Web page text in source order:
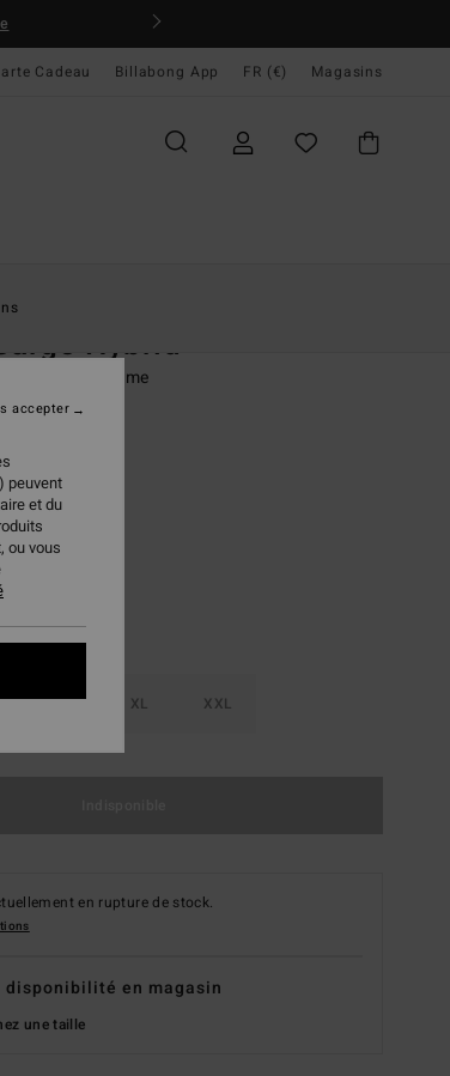
Cadeau Billabong App FR (€) Magasins
Hybrid
Marron homme
L XL XXL
en rupture de stock.
disponibilité en magasin
une taille
peuvent
et du
ou vous
accepter